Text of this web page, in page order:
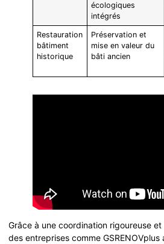
écologiques
intégrés
Restauration
bâtiment
historique
Préservation et
mise en valeur du
bâti ancien
Grâce à une coordination rigoureuse
des entreprises comme GSRENOVplus